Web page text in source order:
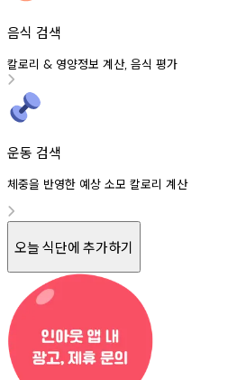
음식 검색
칼로리 & 영양정보 계산, 음식 평가
운동 검색
체중을 반영한 예상 소모 칼로리 계산
오늘 식단에 추가하기